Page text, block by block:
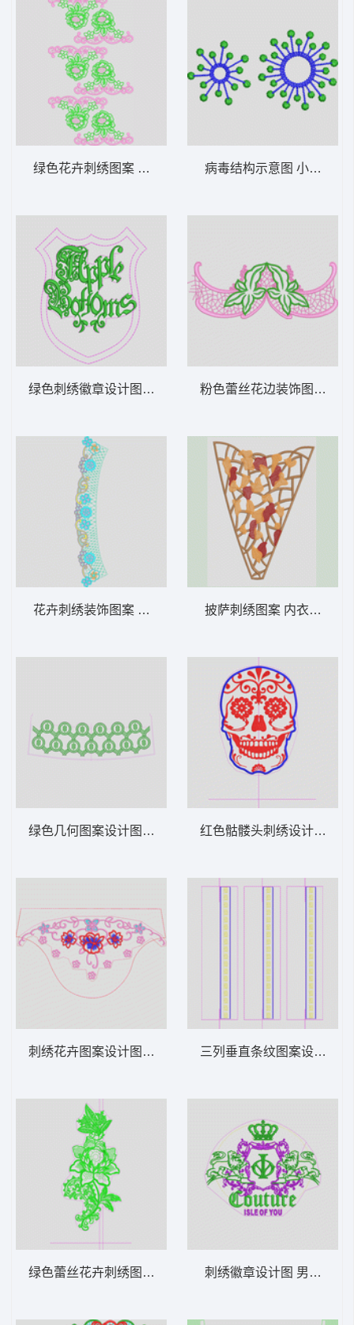
绿色花卉刺绣图案 水溶朵花
绿色刺绣徽章设计图 男字母
花卉刺绣装饰图案 水溶假领
绿色几何图案设计图 圆环裙边
刺绣花卉图案设计图 袖花
绿色蕾丝花卉刺绣图案 网布朵花
病毒结构示意图 小圆环
粉色蕾丝花边装饰图案 内
披萨刺绣图案 内衣三角
红色骷髅头刺绣设计图 骷髅
三列垂直条纹图案设计图
刺绣徽章设计图 男章仔